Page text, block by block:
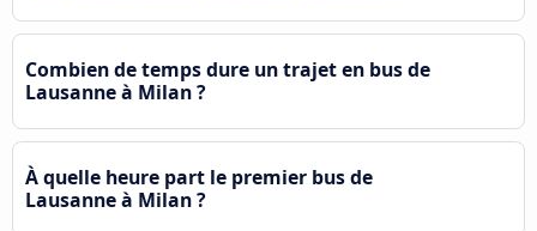
Combien de temps dure un trajet en bus de
Lausanne à Milan ?
À quelle heure part le premier bus de
Lausanne à Milan ?